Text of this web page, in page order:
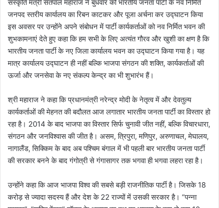
संस्कृति मंत्री सतपाल महाराज ने बुधवार को भारतीय जनता पार्टी के नव निर्मित
जनपद स्तरीय कार्यालय का रिबन काटकर और पूजा अर्चना कर उद्घाटन किया
इस अवसर पर उन्होंने अपने संबोधन में पार्टी कार्यकर्ताओं को नव निर्मित भवन की
शुभकामनाएं देते हुए कहा कि हम सभी के लिए अत्यंत गौरव और खुशी का क्षण है कि
भारतीय जनता पार्टी के नए जिला कार्यालय भवन का उद्घाटन किया गया है। यह
मात्र कार्यालय उद्घाटन ही नहीं बल्कि भाजपा संगठन की शक्ति, कार्यकर्ताओं की
ऊर्जा और जनसेवा के नए संकल्प केन्द्र का भी शुभारंभ हैं।
श्री महाराज ने कहा कि प्रधानमंत्री नरेन्द्र मोदी के नेतृत्व में और देवतुल्य
कार्यकर्ताओं की मेहनत की बदौलत आज लगातार भारतीय जनता पार्टी का विस्तार हो
रहा है। 2014 के बाद भाजपा का विस्तार सिर्फ चुनावी जीत नहीं, बल्कि विचारधारा,
संगठन और जनविश्वास की जीत है। असम, त्रिपुरा, मणिपुर, अरुणाचल, मेघालय,
नागालैंड, सिक्किम के बाद अब पश्चिम बंगाल में भी पहली बार भारतीय जनता पार्टी
की सरकार बनने के बाद गंगोत्री से गंगासागर तक भगवा ही भगवा लहरा रहा है।
उन्होंने कहा कि आज भाजपा विश्व की सबसे बड़ी राजनीतिक पार्टी है। जिसके 18
करोड़ से ज्यादा सदस्य हैं और देश के 22 राज्यों में उसकी सरकार है। “पन्ना